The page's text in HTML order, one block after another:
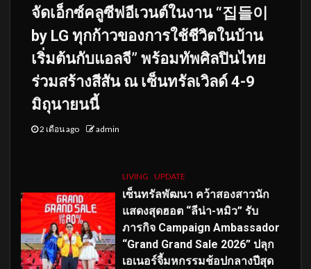
จัดเอ็กซ์คลูซีฟอีเวนต์ในงาน “집들이
by LG ทุกก้าวของการใช้ชีวิตในบ้าน
เริ่มต้นกับแอลจี” พร้อมทัพศิลปินไทย
ร่วมสร้างสีสัน ณ เซ็นทรัลเวิลด์ 4-9
มิถุนายนนี้
2 เดือน ago admin
LIVING UPDATE
เซ็นทรัลพัฒนา คว้าสองสาวนัก
แสดงสุดฮอต “ลีน่า-หมิว” รับ
ภารกิจ Campaign Ambassador
“Grand Grand Sale 2026” ปลุก
เอเนอร์จี้มหกรรมช้อปกลางปีสุด